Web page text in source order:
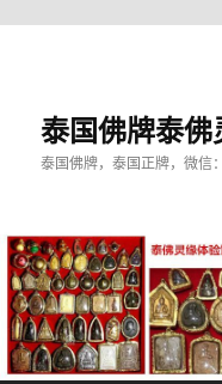
泰国佛牌泰佛
泰国佛牌，泰国正牌，微信